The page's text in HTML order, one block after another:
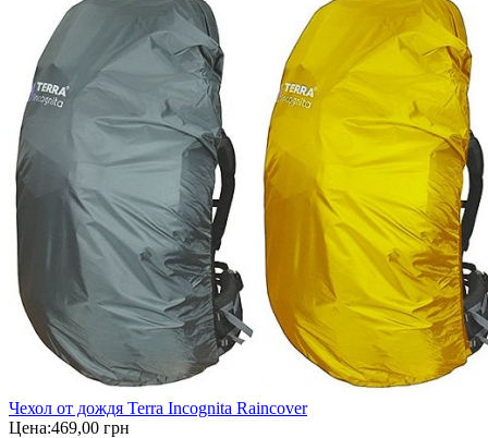
Чехол от дождя Terra Incognita Raincover
Цена:469,00 грн